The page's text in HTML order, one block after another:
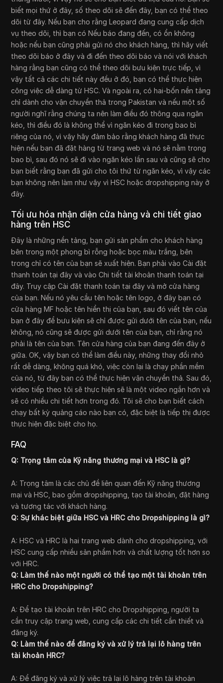
biết mọi thứ ở đây, số theo dõi sẽ đến đây, bạn có thể theo
dõi từ đây. Nếu bạn cho rằng Leopard đang cung cấp dịch
vụ theo dõi, thì bạn có Nếu báo đang đến, có ổn không
hoặc nếu bạn cũng phải gửi nó cho khách hàng, thì hãy viết
theo dõi báo ở đây và đi đến theo dõi báo và nói với khách
hàng rằng bạn cũng có thể theo dõi bưu kiện trực tiếp, vì
vậy tất cả các chi tiết này đều ở đó, bạn có thể thực hiện
công việc dễ dàng từ HSC. Và ngoài ra, có hai-bốn nền tảng
chỉ dành cho vận chuyển thả trong Pakistan và nếu một số
người nghĩ rằng chúng ta nên làm điều đó thông qua ngăn
kéo, thì điều đó là không thể vì ngăn kéo đi trong bao bì
riêng của nó, vì vậy hãy đảm bảo rằng khách hàng đã thực
hiện nếu bạn đã đặt hàng từ trang web và nó sẽ nằm trong
bao bì, sau đó nó sẽ đi vào ngăn kéo lần sau và cũng sẽ cho
bạn biết rằng bạn đã gửi cho tôi thứ từ ngăn kéo, vì vậy các
bạn không nên làm như vậy vì HSC hoặc dropshipping này ở
đây.
Tối ưu hóa nhận diện cửa hàng và chi tiết giao
hàng trên HSC
Đây là những nền tảng, bạn gửi sản phẩm cho khách hàng
bên trong một phong bì rỗng hoặc bọc màu trắng, bên
trong chỉ có tên của bạn sẽ xuất hiện. Bạn phải vào Cài đặt
thanh toán tại đây và vào Chi tiết tài khoản thanh toán tại
đây. Truy cập Cài đặt thanh toán tại đây và mở cửa hàng
của bạn. Nếu nó yêu cầu tên hoặc tên logo, ở đây bạn có
cửa hàng MF hoặc tên hiển thị của bạn, sau đó viết tên của
bạn ở đây để bưu kiện sẽ chỉ được gửi dưới tên của bạn, nếu
không, nó cũng sẽ được gửi dưới tên của bạn, chỉ rằng nó
phải là tên của bạn. Tên cửa hàng của bạn đang đến đây ở
giữa. OK, vậy bạn có thể làm điều này, những thay đổi nhỏ
rất dễ dàng, không quá khó, việc còn lại là chạy phần mềm
của nó, từ đây bạn có thể thực hiện vận chuyển thả. Sau đó,
video tiếp theo tôi sẽ thực hiện sẽ là một video ngắn hơn và
sẽ có nhiều chi tiết hơn trong đó. Tôi sẽ cho bạn biết cách
chạy bất kỳ quảng cáo nào bạn có, đặc biệt là tiếp thị được
thực hiện đặc biệt cho họ.
FAQ
Q: Trọng tâm của Kỹ năng thương mại và HSC là gì?
A: Trọng tâm là các chủ đề liên quan đến Kỹ năng thương
mại và HSC, bao gồm dropshipping, tạo tài khoản, đặt hàng
và tương tác với khách hàng.
Q: Sự khác biệt giữa HSC và HRC cho Dropshipping là gì?
A: HSC và HRC là hai trang web dành cho dropshipping, với
HSC cung cấp nhiều sản phẩm hơn và chất lượng tốt hơn so
với HRC.
Q: Làm thế nào một người có thể tạo một tài khoản trên
HRC cho Dropshipping?
A: Để tạo tài khoản trên HRC cho Dropshipping, người ta
cần truy cập trang web, cung cấp các chi tiết cần thiết và
đăng ký.
Q: Làm thế nào để đăng ký và xử lý trả lại lô hàng trên
tài khoản HRC?
A: Để đăng ký và xử lý việc trả lại lô hàng trên tài khoản